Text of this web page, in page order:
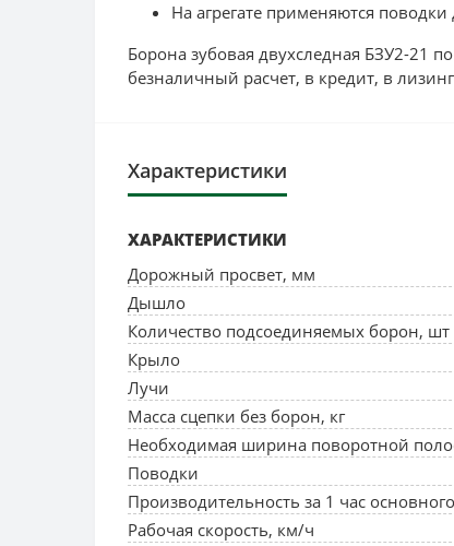
На агрегате применяются
Борона зубовая двухследная БЗУ2-21
безналичный расчет, в кредит, в
Характеристики
ХАРАКТЕРИСТИКИ
Дорожный просвет, мм
Дышло
Количество подсоединяемых борон, шт
Крыло
Лучи
Масса сцепки без борон, кг
Необходимая ширина поворотной
Поводки
Производительность за 1 час
Рабочая скорость, км/ч